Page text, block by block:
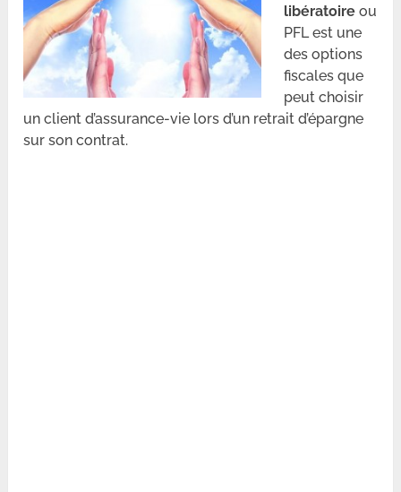
libératoire ou
PFL est une
des options
fiscales que
peut choisir
un client d’assurance-vie lors d’un retrait d’épargne
sur son contrat.